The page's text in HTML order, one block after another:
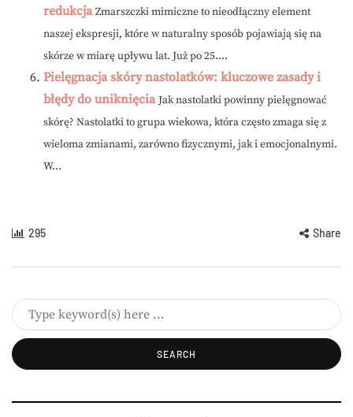
redukcja Zmarszczki mimiczne to nieodłączny element
naszej ekspresji, które w naturalny sposób pojawiają się na
skórze w miarę upływu lat. Już po 25....
Pielęgnacja skóry nastolatków: kluczowe zasady i
błędy do uniknięcia Jak nastolatki powinny pielęgnować
skórę? Nastolatki to grupa wiekowa, która często zmaga się z
wieloma zmianami, zarówno fizycznymi, jak i emocjonalnymi.
W...
295 Share